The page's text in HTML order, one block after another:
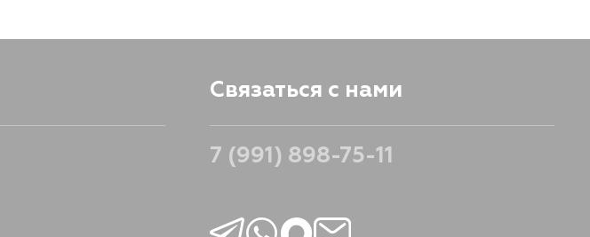
Связаться с нами
7 (991) 898-75-11